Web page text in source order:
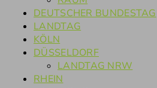
DEUTSCHER BUNDESTAG
LANDTAG
KÖLN
DÜSSELDORF
LANDTAG NRW
RHEIN